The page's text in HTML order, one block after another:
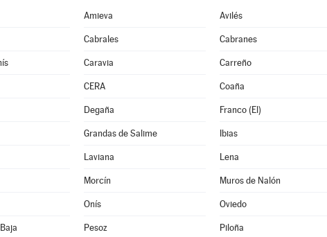
Amieva Avilés
Cabrales Cabranes
Caravia Carreño
CERA Coaña
Degaña Franco (El)
Grandas de Salime Ibias
Laviana Lena
Morcín Muros de Nalón
Onís Oviedo
Pesoz Piloña